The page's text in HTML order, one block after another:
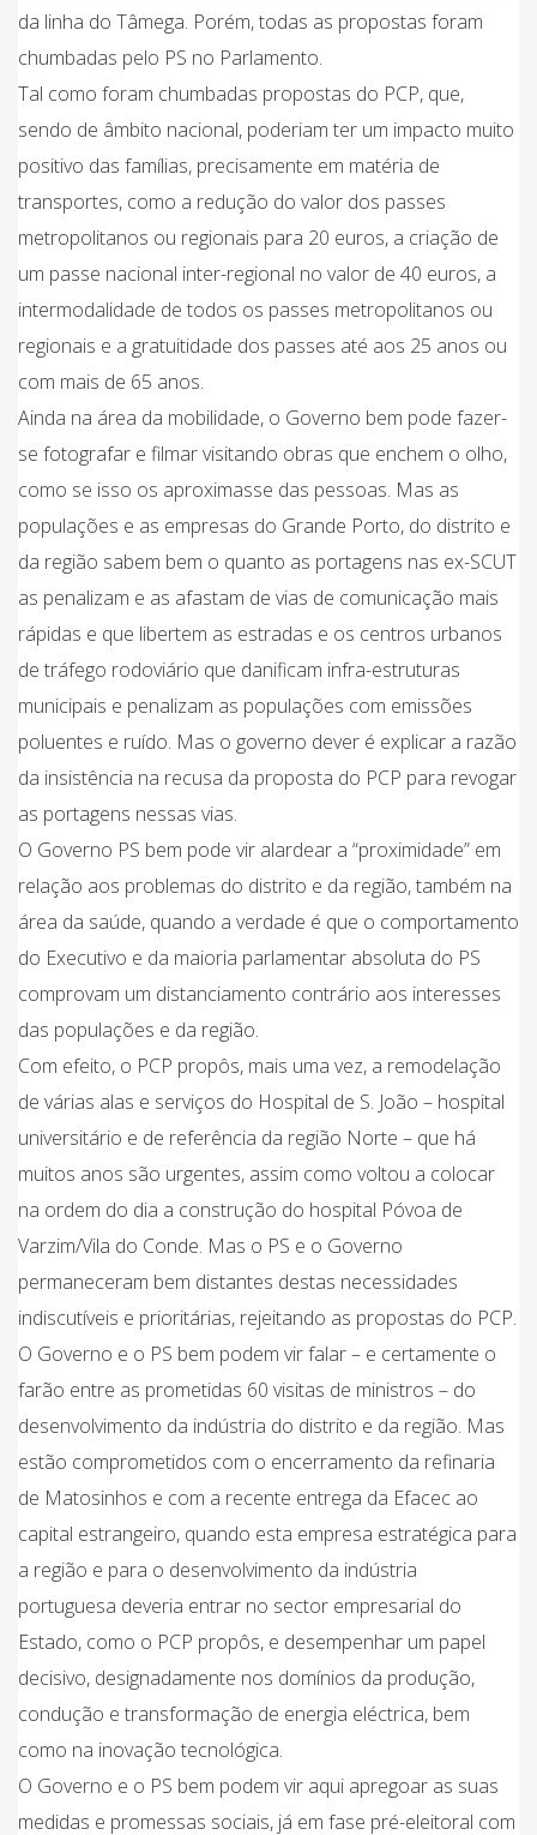
da linha do Tâmega. Porém, todas as propostas foram
chumbadas pelo PS no Parlamento.
Tal como foram chumbadas propostas do PCP, que,
sendo de âmbito nacional, poderiam ter um impacto muito
positivo das famílias, precisamente em matéria de
transportes, como a redução do valor dos passes
metropolitanos ou regionais para 20 euros, a criação de
um passe nacional inter-regional no valor de 40 euros, a
intermodalidade de todos os passes metropolitanos ou
regionais e a gratuitidade dos passes até aos 25 anos ou
com mais de 65 anos.
Ainda na área da mobilidade, o Governo bem pode fazer-
se fotografar e filmar visitando obras que enchem o olho,
como se isso os aproximasse das pessoas. Mas as
populações e as empresas do Grande Porto, do distrito e
da região sabem bem o quanto as portagens nas ex-SCUT
as penalizam e as afastam de vias de comunicação mais
rápidas e que libertem as estradas e os centros urbanos
de tráfego rodoviário que danificam infra-estruturas
municipais e penalizam as populações com emissões
poluentes e ruído. Mas o governo dever é explicar a razão
da insistência na recusa da proposta do PCP para revogar
as portagens nessas vias.
O Governo PS bem pode vir alardear a “proximidade” em
relação aos problemas do distrito e da região, também na
área da saúde, quando a verdade é que o comportamento
do Executivo e da maioria parlamentar absoluta do PS
comprovam um distanciamento contrário aos interesses
das populações e da região.
Com efeito, o PCP propôs, mais uma vez, a remodelação
de várias alas e serviços do Hospital de S. João – hospital
universitário e de referência da região Norte – que há
muitos anos são urgentes, assim como voltou a colocar
na ordem do dia a construção do hospital Póvoa de
Varzim/Vila do Conde. Mas o PS e o Governo
permaneceram bem distantes destas necessidades
indiscutíveis e prioritárias, rejeitando as propostas do PCP.
O Governo e o PS bem podem vir falar – e certamente o
farão entre as prometidas 60 visitas de ministros – do
desenvolvimento da indústria do distrito e da região. Mas
estão comprometidos com o encerramento da refinaria
de Matosinhos e com a recente entrega da Efacec ao
capital estrangeiro, quando esta empresa estratégica para
a região e para o desenvolvimento da indústria
portuguesa deveria entrar no sector empresarial do
Estado, como o PCP propôs, e desempenhar um papel
decisivo, designadamente nos domínios da produção,
condução e transformação de energia eléctrica, bem
como na inovação tecnológica.
O Governo e o PS bem podem vir aqui apregoar as suas
medidas e promessas sociais, já em fase pré-eleitoral com